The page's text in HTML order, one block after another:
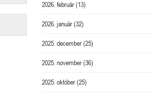
2026. február(13)
2026. január(32)
2025. december(25)
2025. november(36)
2025. október(25)